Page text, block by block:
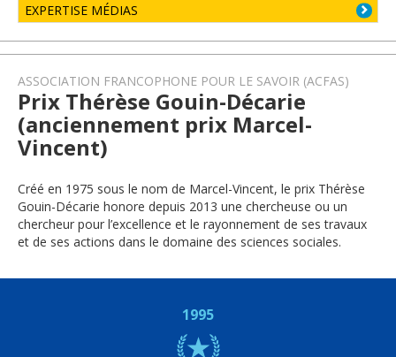
EXPERTISE MÉDIAS
ASSOCIATION FRANCOPHONE POUR LE SAVOIR (ACFAS)
Prix Thérèse Gouin-Décarie
(anciennement prix Marcel-
Vincent)
Créé en 1975 sous le nom de Marcel-Vincent, le prix Thérèse
Gouin-Décarie honore depuis 2013 une chercheuse ou un
chercheur pour l’excellence et le rayonnement de ses travaux
et de ses actions dans le domaine des sciences sociales.
1995